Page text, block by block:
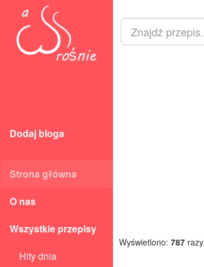
Dodaj bloga
Strona główna
O nas
Wszystkie przepisy
Hity dnia
Wyświetlono: 787 razy